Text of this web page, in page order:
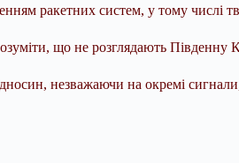
ракетних систем, у тому числі
що не розглядають
незважаючи на окремі